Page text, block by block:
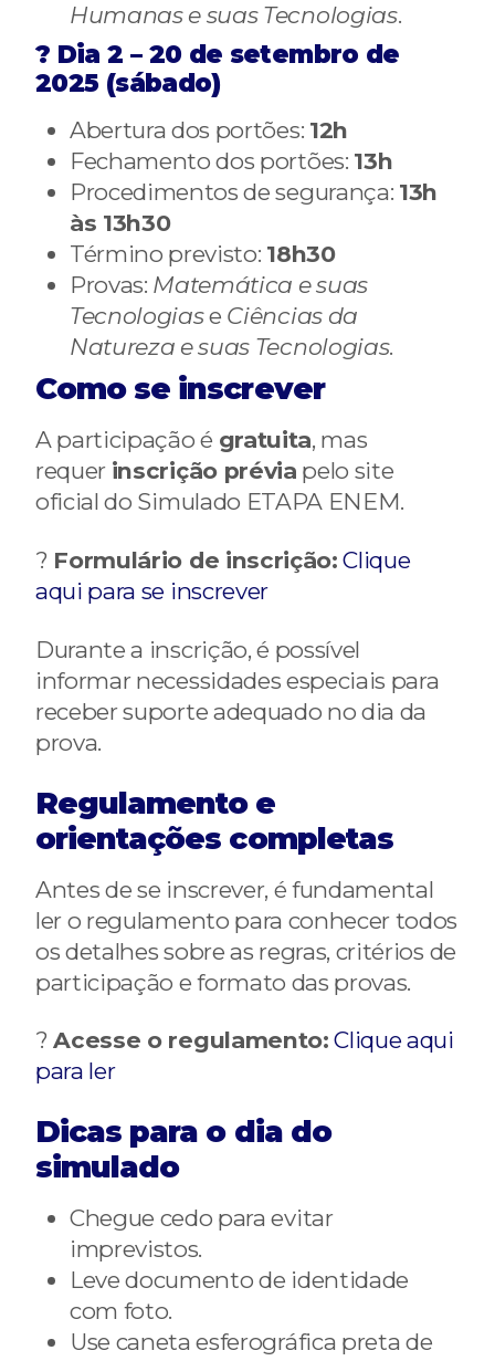
Humanas e suas Tecnologias.
? Dia 2 – 20 de setembro de
2025 (sábado)
Abertura dos portões: 12h
Fechamento dos portões: 13h
Procedimentos de segurança: 13h
às 13h30
Término previsto: 18h30
Provas: Matemática e suas
Tecnologiase Ciências da
Natureza e suas Tecnologias.
Como se inscrever
A participação é gratuita, mas
requer inscrição prévia pelo site
oficial do Simulado ETAPA ENEM.
? Formulário de inscrição: Clique
aqui para se inscrever
Durante a inscrição, é possível
informar necessidades especiais para
receber suporte adequado no dia da
prova.
Regulamento e
orientações completas
Antes de se inscrever, é fundamental
ler o regulamento para conhecer todos
os detalhes sobre as regras, critérios de
participação e formato das provas.
?Acesse o regulamento: Clique aqui
para ler
Dicas para o dia do
simulado
Chegue cedo para evitar
imprevistos.
Leve documento de identidade
com foto.
Use caneta esferográfica preta de